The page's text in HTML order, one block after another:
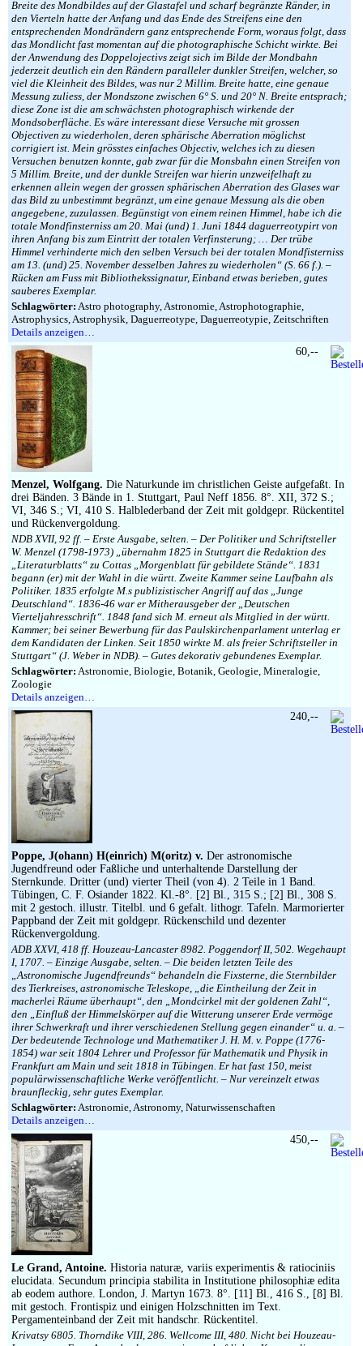
Breite des Mondbildes auf der Glastafel und scharf begränzte Ränder, in
den Vierteln hatte der Anfang und das Ende des Streifens eine den
entsprechenden Mondrändern ganz entsprechende Form, woraus folgt, dass
das Mondlicht fast momentan auf die photographische Schicht wirkte. Bei
der Anwendung des Doppelojectivs zeigt sich im Bilde der Mondbahn
jederzeit deutlich ein den Rändern paralleler dunkler Streifen, welcher, so
viel die Kleinheit des Bildes, was nur 2 Millim. Breite hatte, eine genaue
Messung zuliess, der Mondszone zwischen 6° S. und 20° N. Breite entsprach;
diese Zone ist die am schwächsten photographisch wirkende der
Mondsoberfläche. Es wäre interessant diese Versuche mit grossen
Objectiven zu wiederholen, deren sphärische Aberration möglichst
corrigiert ist. Mein grösstes einfaches Objectiv, welches ich zu diesen
Versuchen benutzen konnte, gab zwar für die Monsbahn einen Streifen von
5 Millim. Breite, und der dunkle Streifen war hierin unzweifelhaft zu
erkennen allein wegen der grossen sphärischen Aberration des Glases war
das Bild zu unbestimmt begränzt, um eine genaue Messung als die oben
angegebene, zuzulassen. Begünstigt von einem reinen Himmel, habe ich die
totale Mondfinsterniss am 20. Mai (und) 1. Juni 1844 daguerreotypirt von
ihren Anfang bis zum Eintritt der totalen Verfinsterung; … Der trübe
Himmel verhinderte mich den selben Versuch bei der totalen Mondfisterniss
am 13. (und) 25. November desselben Jahres zu wiederholen“ (S. 66 f.). –
Rücken am Fuss mit Bibliothekssignatur, Einband etwas berieben, gutes
sauberes Exemplar.
Schlagwörter: Astro photography, Astronomie, Astrophotographie,
Astrophysics, Astrophysik, Daguerreotype, Daguerreotypie, Zeitschriften
Details anzeigen…
Menzel, Wolfgang. Die Naturkunde im christlichen Geiste aufgefaßt. In
drei Bänden. 3 Bände in 1. Stuttgart, Paul Neff 1856. 8°. XII, 372 S.;
VI, 346 S.; VI, 410 S. Halblederband der Zeit mit goldgepr. Rückentitel
und Rückenvergoldung.
NDB XVII, 92 ff. – Erste Ausgabe, selten. – Der Politiker und Schriftsteller
W. Menzel (1798-1973) „übernahm 1825 in Stuttgart die Redaktion des
„Literaturblatts“ zu Cottas „Morgenblatt für gebildete Stände“. 1831
begann (er) mit der Wahl in die württ. Zweite Kammer seine Laufbahn als
Politiker. 1835 erfolgte M.s publizistischer Angriff auf das „Junge
Deutschland“. 1836-46 war er Mitherausgeber der „Deutschen
Vierteljahresschrift“. 1848 fand sich M. erneut als Mitglied in der württ.
Kammer; bei seiner Bewerbung für das Paulskirchenparlament unterlag er
dem Kandidaten der Linken. Seit 1850 wirkte M. als freier Schriftsteller in
Stuttgart“ (J. Weber in NDB). – Gutes dekorativ gebundenes Exemplar.
Schlagwörter: Astronomie, Biologie, Botanik, Geologie, Mineralogie,
Zoologie
Details anzeigen…
60,--
Poppe, J(ohann) H(einrich) M(oritz) v. Der astronomische
Jugendfreund oder Faßliche und unterhaltende Darstellung der
Sternkunde. Dritter (und) vierter Theil (von 4). 2 Teile in 1 Band.
Tübingen, C. F. Osiander 1822. Kl.-8°. [2] Bl., 315 S.; [2] Bl., 308 S.
mit 2 gestoch. illustr. Titelbl. und 6 gefalt. lithogr. Tafeln. Marmorierter
Pappband der Zeit mit goldgepr. Rückenschild und dezenter
Rückenvergoldung.
ADB XXVI, 418 ff. Houzeau-Lancaster 8982. Poggendorf II, 502. Wegehaupt
I, 1707. – Einzige Ausgabe, selten. – Die beiden letzten Teile des
„Astronomische Jugendfreunds“ behandeln die Fixsterne, die Sternbilder
des Tierkreises, astronomische Teleskope, „die Eintheilung der Zeit in
macherlei Räume überhaupt“, den „Mondcirkel mit der goldenen Zahl“,
den „Einfluß der Himmelskörper auf die Witterung unserer Erde vermöge
ihrer Schwerkraft und ihrer verschiedenen Stellung gegen einander“ u. a. –
Der bedeutende Technologe und Mathematiker J. H. M. v. Poppe (1776-
1854) war seit 1804 Lehrer und Professor für Mathematik und Physik in
Frankfurt am Main und seit 1818 in Tübingen. Er hat fast 150, meist
populärwissenschaftliche Werke veröffentlicht. – Nur vereinzelt etwas
braunfleckig, sehr gutes Exemplar.
Schlagwörter: Astronomie, Astronomy, Naturwissenschaften
Details anzeigen…
240,--
Le Grand, Antoine. Historia naturæ, variis experimentis & ratiociniis
elucidata. Secundum principia stabilita in Institutione philosophiæ edita
ab eodem authore. London, J. Martyn 1673. 8°. [11] Bl., 416 S., [8] Bl.
mit gestoch. Frontispiz und einigen Holzschnitten im Text.
Pergamenteinband der Zeit mit handschr. Rückentitel.
Krivatsy 6805. Thorndike VIII, 286. Wellcome III, 480. Nicht bei Houzeau-
450,--